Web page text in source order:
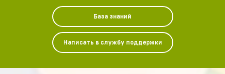
База знаний
Написать в службу поддержки